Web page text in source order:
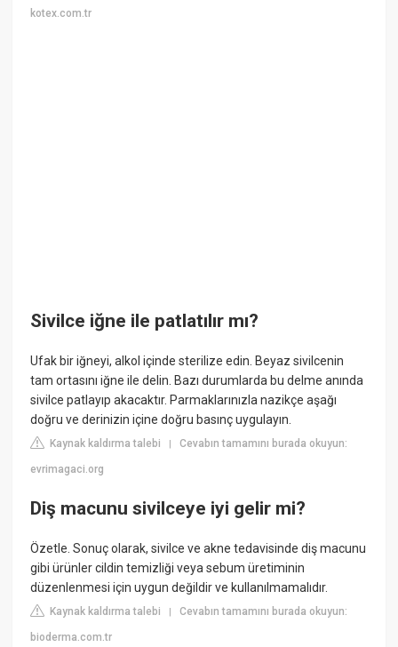
kotex.com.tr
Sivilce iğne ile patlatılır mı?
Ufak bir iğneyi, alkol içinde sterilize edin. Beyaz sivilcenin
tam ortasını iğne ile delin. Bazı durumlarda bu delme anında
sivilce patlayıp akacaktır. Parmaklarınızla nazikçe aşağı
doğru ve derinizin içine doğru basınç uygulayın.
Kaynak kaldırma talebi |Cevabın tamamını burada okuyun:
evrimagaci.org
Diş macunu sivilceye iyi gelir mi?
Özetle. Sonuç olarak, sivilce ve akne tedavisinde diş macunu
gibi ürünler cildin temizliği veya sebum üretiminin
düzenlenmesi için uygun değildir ve kullanılmamalıdır.
Kaynak kaldırma talebi |Cevabın tamamını burada okuyun:
bioderma.com.tr